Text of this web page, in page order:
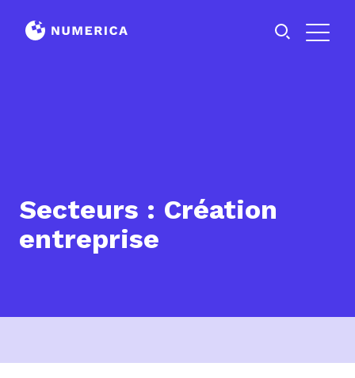
Secteurs : Création
entreprise